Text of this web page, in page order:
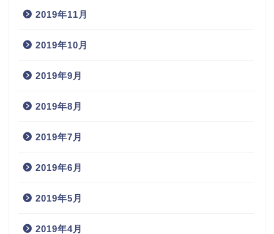
2019年11月
2019年10月
2019年9月
2019年8月
2019年7月
2019年6月
2019年5月
2019年4月